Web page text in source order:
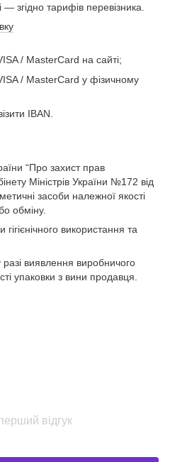
згідно тарифів перевізника.
/ MasterCard на сайті;
/ MasterCard у фізичному
IBAN.
“Про захист прав
Міністрів України №172 від
засоби належної якості
обміну.
використання та
виявлення виробничого
упаковки з вини продавця.
відгук